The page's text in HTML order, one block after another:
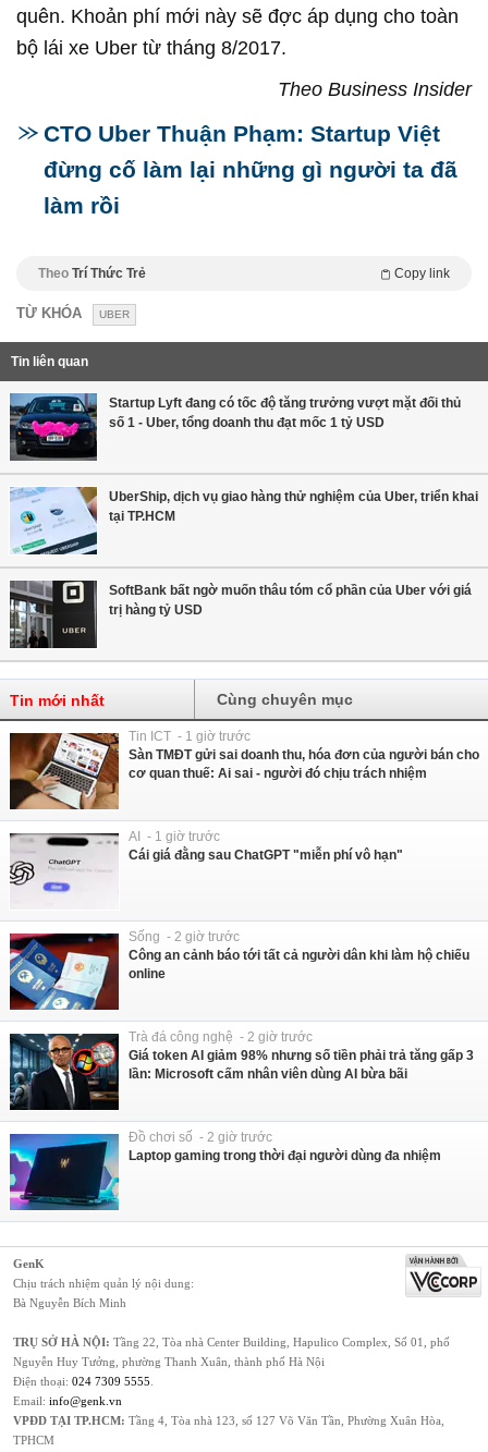
quên. Khoản phí mới này sẽ đợc áp dụng cho toàn
bộ lái xe Uber từ tháng 8/2017.
Theo Business Insider
CTO Uber Thuận Phạm: Startup Việt
đừng cố làm lại những gì người ta đã
làm rồi
Theo Trí Thức Trẻ Copy link
TỪ KHÓA UBER
Tin liên quan
Startup Lyft đang có tốc độ tăng trưởng vượt mặt đối thủ
số 1 - Uber, tổng doanh thu đạt mốc 1 tỷ USD
UberShip, dịch vụ giao hàng thử nghiệm của Uber, triển khai
tại TP.HCM
SoftBank bất ngờ muốn thâu tóm cổ phần của Uber với giá
trị hàng tỷ USD
Tin mới nhất Cùng chuyên mục
Tin ICT - 1 giờ trước
Sàn TMĐT gửi sai doanh thu, hóa đơn của người bán cho
cơ quan thuế: Ai sai - người đó chịu trách nhiệm
AI - 1 giờ trước
Cái giá đằng sau ChatGPT "miễn phí vô hạn"
Sống - 2 giờ trước
Công an cảnh báo tới tất cả người dân khi làm hộ chiếu
online
Trà đá công nghệ - 2 giờ trước
Giá token AI giảm 98% nhưng số tiền phải trả tăng gấp 3
lần: Microsoft cấm nhân viên dùng AI bừa bãi
Đồ chơi số - 2 giờ trước
Laptop gaming trong thời đại người dùng đa nhiệm
GenK
Chịu trách nhiệm quản lý nội dung:
Bà Nguyễn Bích Minh
TRỤ SỞ HÀ NỘI: Tầng 22, Tòa nhà Center Building, Hapulico Complex, Số 01, phố
Nguyễn Huy Tưởng, phường Thanh Xuân, thành phố Hà Nội
Điện thoại: 024 7309 5555
Email: info@genk.vn
VPĐD TẠI TP.HCM: Tầng 4, Tòa nhà 123, số 127 Võ Văn Tần, Phường Xuân Hòa,
TPHCM